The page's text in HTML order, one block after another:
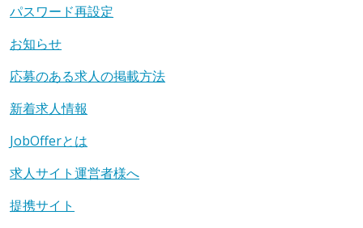
パスワード再設定
お知らせ
応募のある求人の掲載方法
新着求人情報
JobOfferとは
求人サイト運営者様へ
提携サイト